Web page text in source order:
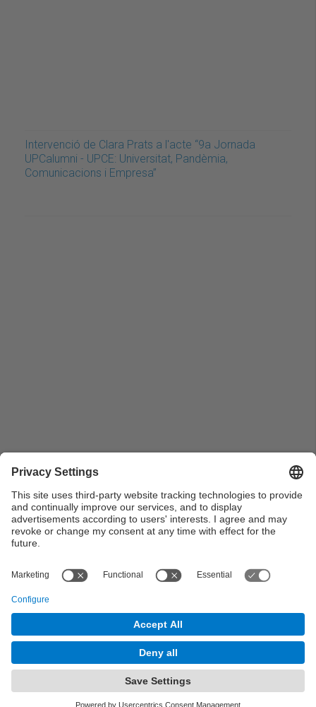
Intervenció de Clara Prats a l'acte “9a Jornada
UPCalumni - UPCE: Universitat, Pandèmia,
Comunicacions i Empresa”
Intervenció de Núria Garrido a l'acte “9a Jornada
UPCalumni - UPCE: Universitat, Pandèmia,
Comunicacions i Empresa”
Page of 3 Next Page
© UPC Universitat Politècnica de Catalunya ·
BarcelonaTech
Legal warning Privacy settings